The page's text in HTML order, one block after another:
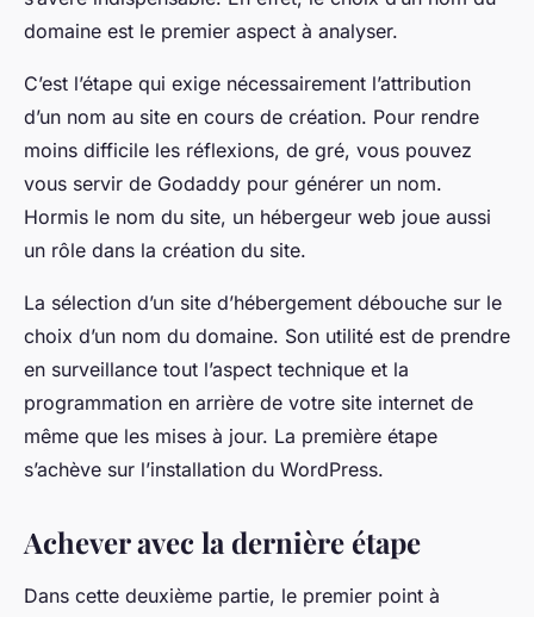
domaine est le premier aspect à analyser.
C’est l’étape qui exige nécessairement l’attribution
d’un nom au site en cours de création. Pour rendre
moins difficile les réflexions, de gré, vous pouvez
vous servir de Godaddy pour générer un nom.
Hormis le nom du site, un hébergeur web joue aussi
un rôle dans la création du site.
La sélection d’un site d’hébergement débouche sur le
choix d’un nom du domaine. Son utilité est de prendre
en surveillance tout l’aspect technique et la
programmation en arrière de votre site internet de
même que les mises à jour. La première étape
s’achève sur l’installation du WordPress.
Achever avec la dernière étape
Dans cette deuxième partie, le premier point à